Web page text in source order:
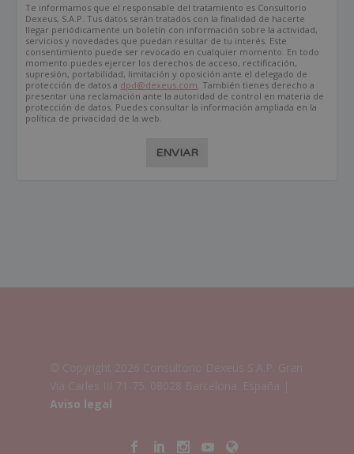
Te informamos que el responsable del tratamiento es Consultorio
Dexeus, S.A.P. Tus datos serán tratados con la finalidad de hacerte
llegar periódicamente un boletín con información sobre la actividad,
servicios y novedades que puedan resultar de tu interés. Este
consentimiento puede ser revocado en cualquier momento. En todo
momento puedes ejercer los derechos de acceso, rectificación,
supresión, portabilidad, limitación y oposición ante el delegado de
protección de datos a dpd@dexeus.com . También tienes derecho a
presentar una reclamación ante la autoridad de control en materia de
protección de datos. Puedes consultar la información ampliada en la
política de privacidad de la web.
ENVIAR
Aviso legal